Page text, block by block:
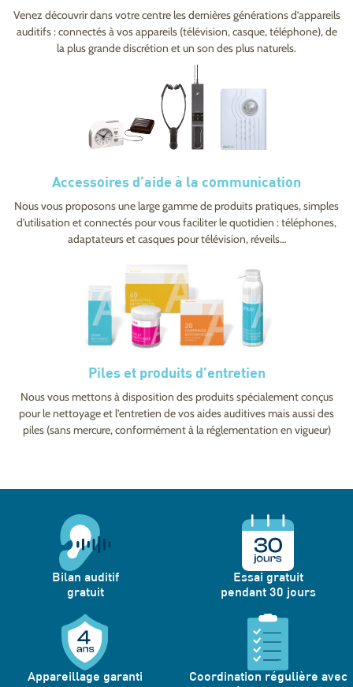
Venez découvrir dans votre centre les dernières générations d’appareils
auditifs : connectés à vos appareils (télévision, casque, téléphone), de
la plus grande discrétion et un son des plus naturels.
Accessoires d’aide à la communication
Nous vous proposons une large gamme de produits pratiques, simples
d’utilisation et connectés pour vous faciliter le quotidien : téléphones,
adaptateurs et casques pour télévision, réveils…
Piles et produits d’entretien
Nous vous mettons à disposition des produits spécialement conçus
pour le nettoyage et l’entretien de vos aides auditives mais aussi des
piles (sans mercure, conformément à la réglementation en vigueur)
Bilan auditif
gratuit
Essai gratuit
pendant 30 jours
Appareillage garanti
Coordination régulière avec